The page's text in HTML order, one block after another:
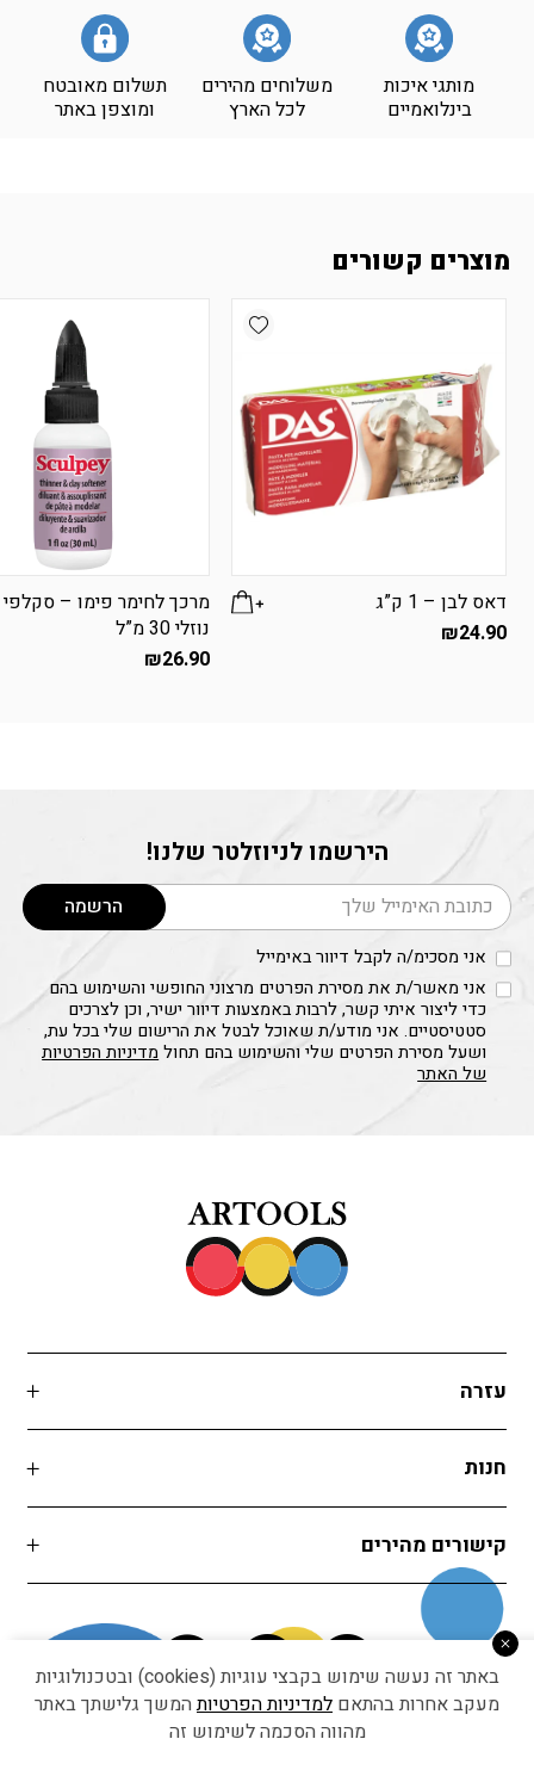
מותגי איכות
בינלואמיים
משלוחים מהירים
לכל הארץ
תשלום מאובטח
ומוצפן באתר
מוצרים קשורים
Add wishlist
דאס לבן – 1 ק”ג
₪24.90
מרכך לחימר פימו – סקלפי
נוזלי 30 מ”ל
₪26.90
הירשמו לניוזלטר שלנו!
דוא׳׳ל הרשמה
אני מסכימ/ה לקבל דיוור באימייל
אני מאשר/ת את מסירת הפרטים מרצוני החופשי והשימוש בהם
כדי ליצור איתי קשר, לרבות באמצעות דיוור ישיר, וכן לצרכים
סטטיסטיים. אני מודע/ת שאוכל לבטל את הרישום שלי בכל עת,
ושעל מסירת הפרטים שלי והשימוש בהם תחולמדיניות הפרטיות
של האתר
עזרה
חנות
קישורים מהירים
באתר זה נעשה שימוש בקבצי עוגיות (cookies) ובטכנולוגיות
מעקב אחרות בהתאם למדיניות הפרטיותהמשך גלישתך באתר
מהווה הסכמה לשימוש זה